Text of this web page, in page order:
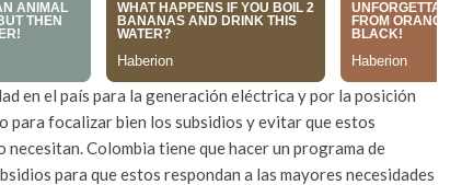
en el país para la generación eléctrica y por la posición
para focalizar bien los subsidios y evitar que estos
Colombia tiene que hacer un programa de
para que estos respondan a las mayores necesidades